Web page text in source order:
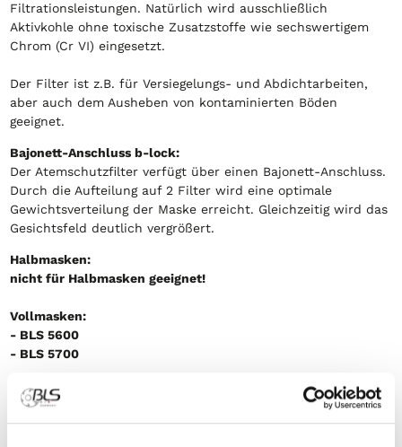
Filtrationsleistungen. Natürlich wird ausschließlich
Aktivkohle ohne toxische Zusatzstoffe wie sechswertigem
Chrom (Cr VI) eingesetzt.
Der Filter ist z.B. für Versiegelungs- und Abdichtarbeiten,
aber auch dem Ausheben von kontaminierten Böden
geeignet.
Bajonett-Anschluss b-lock:
Der Atemschutzfilter verfügt über einen Bajonett-Anschluss.
Durch die Aufteilung auf 2 Filter wird eine optimale
Gewichtsverteilung der Maske erreicht. Gleichzeitig wird das
Gesichtsfeld deutlich vergrößert.
Halbmasken:
nicht für Halbmasken geeignet!
Vollmasken:
- BLS 5600
- BLS 5700
Artikel-
Nr
Farbcode
braun, grau,